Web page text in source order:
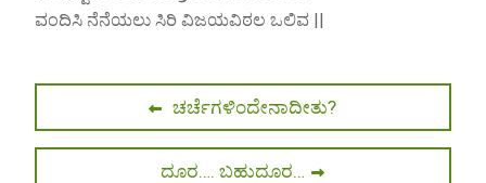
ವಂದಿಸಿ ನೆನೆಯಲು ಸಿರಿ ವಿಜಯವಿಠಲ ಒಲಿವ ||
navigation
Previous
post:
ಚರ್ಚೆಗಳಿಂದೇನಾದೀತು?
Next
ದೂರ…. ಬಹುದೂರ…